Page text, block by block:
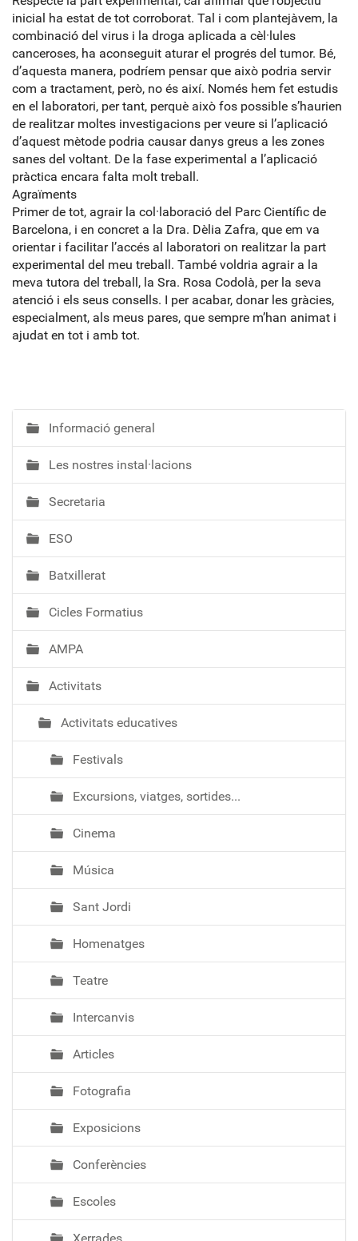
inicial ha estat de tot corroborat. Tal i com plantejàvem, la
combinació del virus i la droga aplicada a cèl·lules
canceroses, ha aconseguit aturar el progrés del tumor. Bé,
d’aquesta manera, podríem pensar que això podria servir
com a tractament, però, no és així. Només hem fet estudis
en el laboratori, per tant, perquè això fos possible s’haurien
de realitzar moltes investigacions per veure si l’aplicació
d’aquest mètode podria causar danys greus a les zones
sanes del voltant. De la fase experimental a l’aplicació
pràctica encara falta molt treball.
Agraïments
Primer de tot, agrair la col·laboració del Parc Científic de
Barcelona, i en concret a la Dra. Dèlia Zafra, que em va
orientar i facilitar l’accés al laboratori on realitzar la part
experimental del meu treball. També voldria agrair a la
meva tutora del treball, la Sra. Rosa Codolà, per la seva
atenció i els seus consells. I per acabar, donar les gràcies,
especialment, als meus pares, que sempre m’han animat i
ajudat en tot i amb tot.
N
a
v
e
g
a
c
ó
Informació general
Les nostres instal·lacions
Secretaria
ESO
Batxillerat
Cicles Formatius
AMPA
Activitats
Activitats educatives
Festivals
Excursions, viatges, sortides...
Cinema
Música
Sant Jordi
Homenatges
Teatre
Intercanvis
Articles
Fotografia
Exposicions
Conferències
Escoles